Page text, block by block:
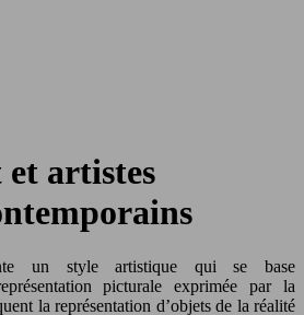
artistes
un style artistique qui se base
picturale exprimée par la
la représentation d’objets de la réalité